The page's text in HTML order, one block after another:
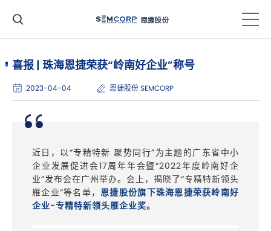
喜报 | 珠海恩捷荣获“岭南好企业”称号
2023-04-04 恩捷股份 SEMCORP
近日，以“专精特新 聚势同行”为主题的广东省中小
企业发展促进会17周年年会暨“2022年度岭南好企
业”发布会在广州举办。会上，揭晓了“专精特新领头
雁企业”等名单， 恩捷股份旗下珠海恩捷荣获岭南好
企业-专精特新领头雁企业奖。